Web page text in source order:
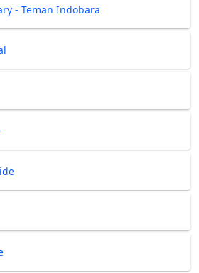
- Teman Indobara